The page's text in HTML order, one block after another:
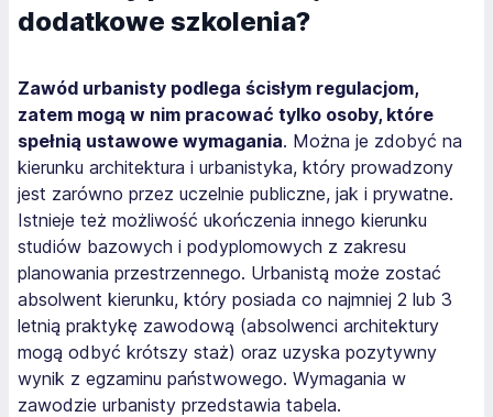
dodatkowe szkolenia?
Zawód urbanisty podlega ścisłym regulacjom,
zatem mogą w nim pracować tylko osoby, które
spełnią ustawowe wymagania. Można je zdobyć na
kierunku architektura i urbanistyka, który prowadzony
jest zarówno przez uczelnie publiczne, jak i prywatne.
Istnieje też możliwość ukończenia innego kierunku
studiów bazowych i podyplomowych z zakresu
planowania przestrzennego. Urbanistą może zostać
absolwent kierunku, który posiada co najmniej 2 lub 3
letnią praktykę zawodową (absolwenci architektury
mogą odbyć krótszy staż) oraz uzyska pozytywny
wynik z egzaminu państwowego. Wymagania w
zawodzie urbanisty przedstawia tabela.